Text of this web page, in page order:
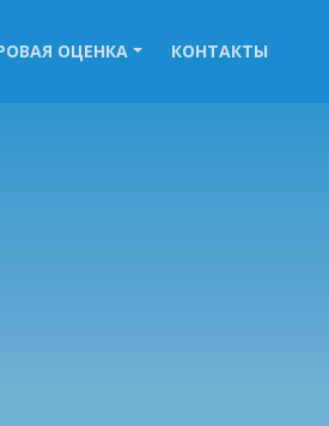
ОЦЕНКА КОНТАКТЫ